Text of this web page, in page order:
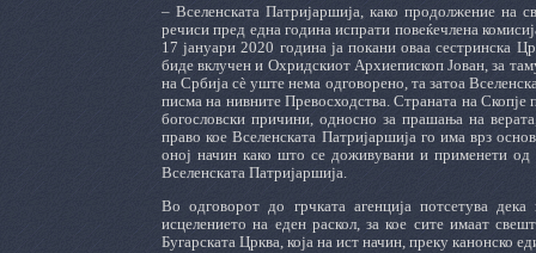
– Вселенската Патријаршија, како продолжение на
речиси пред една година испрати повеќечлена
17 јануари 2020 година ја покани оваа сестринска
биде вклучен и Охридскиот Архиепископ Јован, за
на Србија сѐ уште нема одговорено, та затоа
писма на нивните Превосходства. Страната на Скопје
богословски причини, односно за прашања на
право кое Вселенската Патријаршија го има врз
оној начин како што се доживувани и применети од
Вселенската Патријаршија.
Во одговорот до грчката агенција потсетува
исцелението на еден раскол, за кое сите имаат
Бугарската Црква, која на ист начин, преку канонско